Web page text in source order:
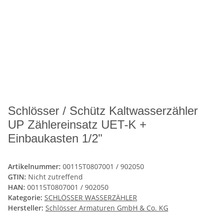
Schlösser / Schütz Kaltwasserzähler
UP Zählereinsatz UET-K +
Einbaukasten 1/2"
Artikelnummer: 00115T0807001 / 902050
GTIN: Nicht zutreffend
HAN: 00115T0807001 / 902050
Kategorie: SCHLÖSSER WASSERZÄHLER
Hersteller: Schlösser Armaturen GmbH & Co. KG